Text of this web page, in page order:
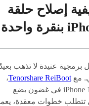
إصلاح حلقة
برمجية عنيدة لا تذهب
مع Tenorshare ReiBoot،
يمكنك إصلاح حلقة بدء التشغيل في iPhone 16 في غضون بضع
تتطلب خطوات معقدة،